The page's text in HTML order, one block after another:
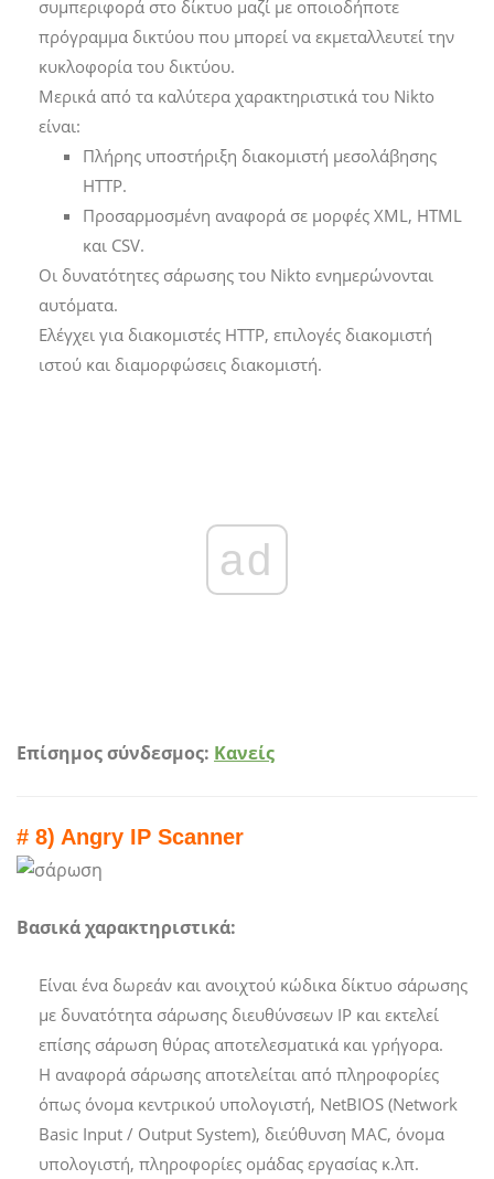
συμπεριφορά στο δίκτυο μαζί με οποιοδήποτε
πρόγραμμα δικτύου που μπορεί να εκμεταλλευτεί την
κυκλοφορία του δικτύου.
Μερικά από τα καλύτερα χαρακτηριστικά του Nikto
είναι:
Πλήρης υποστήριξη διακομιστή μεσολάβησης
HTTP.
Προσαρμοσμένη αναφορά σε μορφές XML, HTML
και CSV.
Οι δυνατότητες σάρωσης του Nikto ενημερώνονται
αυτόματα.
Ελέγχει για διακομιστές HTTP, επιλογές διακομιστή
ιστού και διαμορφώσεις διακομιστή.
ad
Επίσημος σύνδεσμος: Κανείς
# 8) Angry IP Scanner
Βασικά χαρακτηριστικά:
Είναι ένα δωρεάν και ανοιχτού κώδικα δίκτυο σάρωσης
με δυνατότητα σάρωσης διευθύνσεων IP και εκτελεί
επίσης σάρωση θύρας αποτελεσματικά και γρήγορα.
Η αναφορά σάρωσης αποτελείται από πληροφορίες
όπως όνομα κεντρικού υπολογιστή, NetBIOS (Network
Basic Input / Output System), διεύθυνση MAC, όνομα
υπολογιστή, πληροφορίες ομάδας εργασίας κ.λπ.